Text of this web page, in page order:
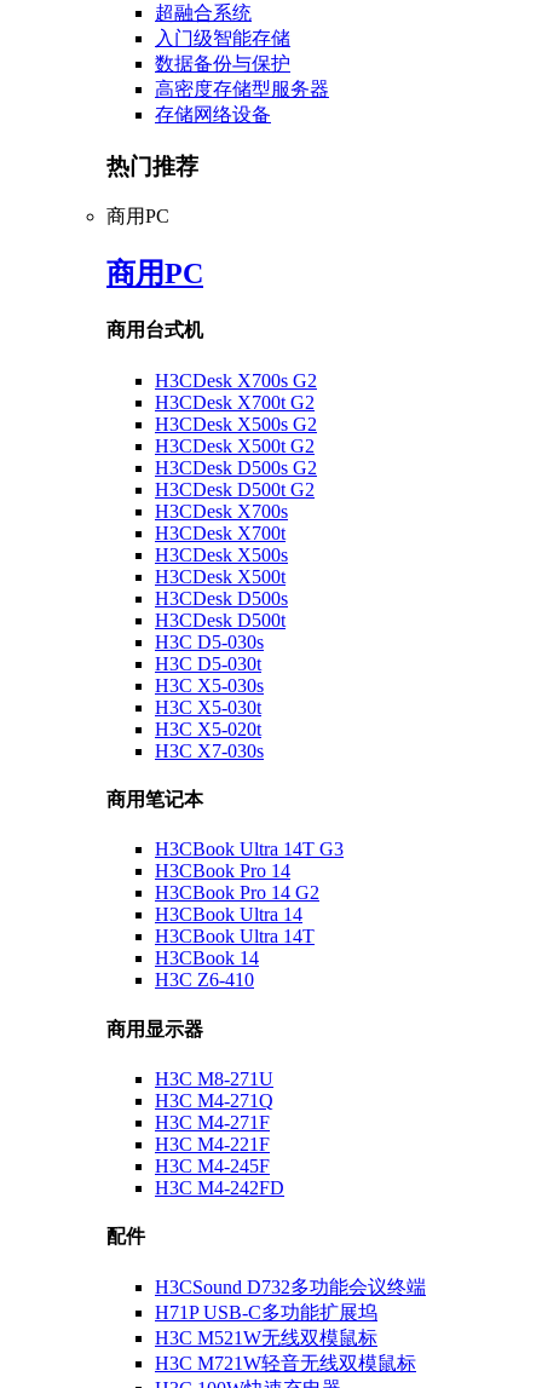
超融合系统
入门级智能存储
数据备份与保护
高密度存储型服务器
存储网络设备
热门推荐
商用PC
商用PC
商用台式机
H3CDesk X700s G2
H3CDesk X700t G2
H3CDesk X500s G2
H3CDesk X500t G2
H3CDesk D500s G2
H3CDesk D500t G2
H3CDesk X700s
H3CDesk X700t
H3CDesk X500s
H3CDesk X500t
H3CDesk D500s
H3CDesk D500t
H3C D5-030s
H3C D5-030t
H3C X5-030s
H3C X5-030t
H3C X5-020t
H3C X7-030s
商用笔记本
H3CBook Ultra 14T G3
H3CBook Pro 14
H3CBook Pro 14 G2
H3CBook Ultra 14
H3CBook Ultra 14T
H3CBook 14
H3C Z6-410
商用显示器
H3C M8-271U
H3C M4-271Q
H3C M4-271F
H3C M4-221F
H3C M4-245F
H3C M4-242FD
配件
H3CSound D732多功能会议终端
H71P USB-C多功能扩展坞
H3C M521W无线双模鼠标
H3C M721W轻音无线双模鼠标